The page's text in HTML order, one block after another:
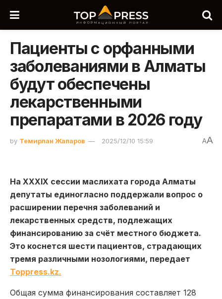
Пациенты с орфанными
заболеваниями в Алматы
будут обеспечены
лекарственными
препаратами в 2026 году
by Темирлан Жапаров 2025/12/10 15:59 AA
На XXХIХ сессии маслихата города Алматы
депутаты единогласно поддержали вопрос о
расширении перечня заболеваний и
лекарственных средств, подлежащих
финансированию за счёт местного бюджета.
Это коснется шести пациентов, страдающих
тремя различными нозологиями, передает
Toppress.kz.
Общая сумма финансирования составляет 128